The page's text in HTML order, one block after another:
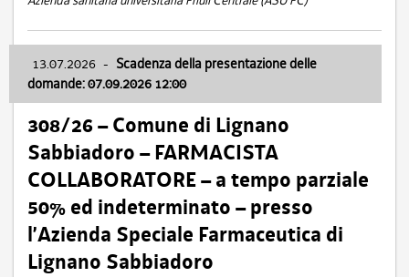
13.07.2026 - Scadenza della presentazione delle
domande: 07.09.2026 12:00
308/26 – Comune di Lignano
Sabbiadoro – FARMACISTA
COLLABORATORE – a tempo parziale
50% ed indeterminato – presso
l’Azienda Speciale Farmaceutica di
Lignano Sabbiadoro